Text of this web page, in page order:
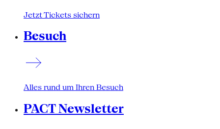
Jetzt Tickets sichern
Besuch
Alles rund um Ihren Besuch
PACT Newsletter